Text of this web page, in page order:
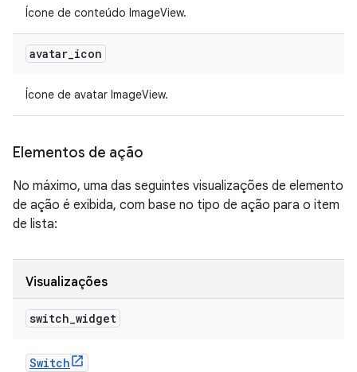
Ícone de conteúdo ImageView.
avatar_icon
Ícone de avatar ImageView.
Elementos de ação
No máximo, uma das seguintes visualizações de elemento
de ação é exibida, com base no tipo de ação para o item
de lista:
Visualizações
switch_widget
Switch